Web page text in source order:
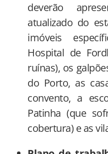
deverão
atualizado do
imóveis
Hospital de
ruínas), os
do Porto, as
convento, a
Patinha (que
cobertura) e as